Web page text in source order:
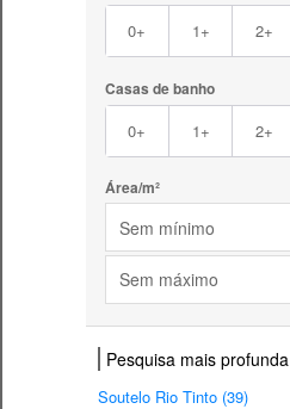
0+ 1+ 2+
Casas de banho
0+ 1+ 2+
Área/m²
Sem mínimo
Sem máximo
Pesquisa mais profunda
Soutelo Rio Tinto (39)